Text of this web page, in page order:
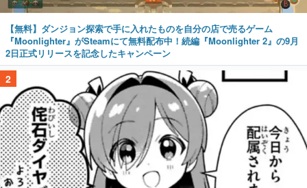
【無料】ダンジョン探索で手に入れたものを自分の店で売るゲーム
『Moonlighter』がSteamにて無料配布中！続編『Moonlighter 2』の9月
2日正式リリースを記念したキャンペーン
2